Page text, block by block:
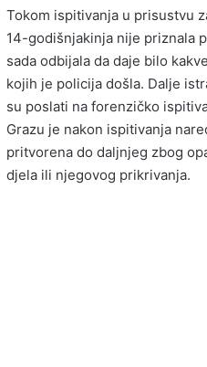
Tokom ispitivanja u prisustvu
14-godišnjakinja nije priznala
sada odbijala da daje bilo
kojih je policija došla. Dalje
su poslati na forenzičko
Grazu je nakon ispitivanja
pritvorena do daljnjeg zbog
djela ili njegovog prikrivanja.